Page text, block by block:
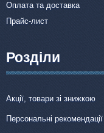
Оплата та доставка
Прайс-лист
Розділи
Акції, товари зі знижкою
Персональні рекомендації